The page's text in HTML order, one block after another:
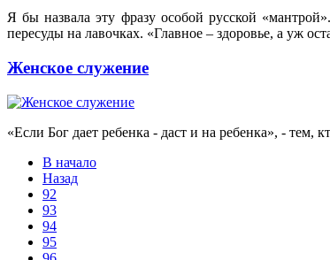
Я бы назвала эту фразу особой русской
пересуды на лавочках. «Главное – здоровье, а уж
Женское служение
«Если Бог дает ребенка - даст и на ребенка», -
В начало
Назад
92
93
94
95